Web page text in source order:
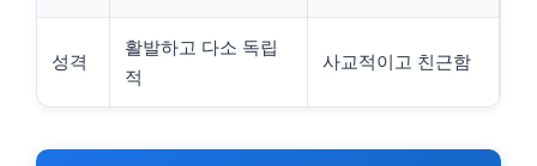
성격
활발하고 다소 독립
적
사교적이고 친근함